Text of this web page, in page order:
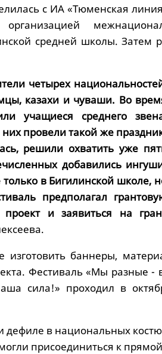
с ИА «Тюменская
средней школы. Затем
четырех
казахи и чуваши. Во
учащиеся среднего
провели такой же
решили охватить уже
добавились
в Бигилинской школе,
предполагал
и заявиться на
изготовить баннеры,
Фестиваль «Мы разные -
сила!» проходил в
дефиле в национальных
присоединиться к прямой